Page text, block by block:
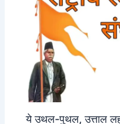
ये उथल-पुथल, उत्ताल